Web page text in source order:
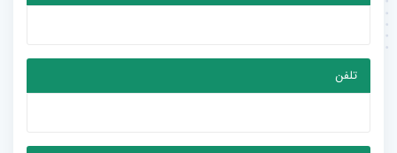
تلفن